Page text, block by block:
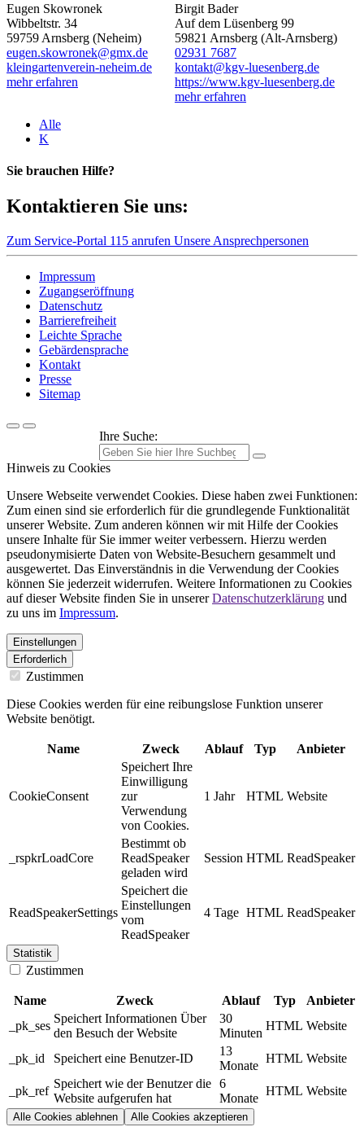
Eugen Skowronek
Wibbeltstr. 34
59759 Arnsberg (Neheim)
eugen.skowronek@gmx.de
kleingartenverein-neheim.de
mehr erfahren
Birgit Bader
Auf dem Lüsenberg 99
59821 Arnsberg (Alt-Arnsberg)
02931 7687
kontakt@kgv-luesenberg.de
https://www.kgv-luesenberg.de
mehr erfahren
Alle
K
Sie brauchen Hilfe?
Kontaktieren Sie uns:
Zum Service-Portal 115 anrufen Unsere Ansprechpersonen
Impressum
Zugangseröffnung
Datenschutz
Barrierefreiheit
Leichte Sprache
Gebärdensprache
Kontakt
Presse
Sitemap
Ihre Suche:
Hinweis zu Cookies
Unsere Webseite verwendet Cookies. Diese haben zwei Funktionen:
Zum einen sind sie erforderlich für die grundlegende Funktionalität
unserer Website. Zum anderen können wir mit Hilfe der Cookies
unsere Inhalte für Sie immer weiter verbessern. Hierzu werden
pseudonymisierte Daten von Website-Besuchern gesammelt und
ausgewertet. Das Einverständnis in die Verwendung der Cookies
können Sie jederzeit widerrufen. Weitere Informationen zu Cookies
auf dieser Website finden Sie in unsererDatenschutzerklärung und
zu uns im Impressum.
Einstellungen
Erforderlich
Zustimmen
Diese Cookies werden für eine reibungslose Funktion unserer
Website benötigt.
Name Zweck Ablauf Typ Anbieter
CookieConsent
Speichert Ihre
Einwilligung
zur
Verwendung
von Cookies.
1 Jahr HTML Website
_rspkrLoadCore
Bestimmt ob
ReadSpeaker
geladen wird
Session HTML ReadSpeaker
ReadSpeakerSettings
Speichert die
Einstellungen
vom
ReadSpeaker
4 Tage HTML ReadSpeaker
Statistik
Zustimmen
Name Zweck Ablauf Typ
Anbieter
_pk_ses
Speichert Informationen Über
den Besuch der Website
30
Minuten
HTML Website
_pk_id Speichert eine Benutzer-ID
13
Monate
HTML Website
_pk_ref
Speichert wie der Benutzer die
Website aufgerufen hat
6
Monate
HTML Website
Alle Cookies ablehnen Alle Cookies akzeptieren